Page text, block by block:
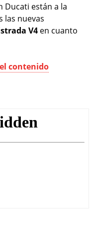
Ducati están a la
las nuevas
V4 en cuanto
contenido